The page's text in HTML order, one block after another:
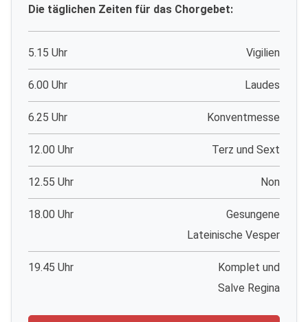
Die täglichen Zeiten für das Chorgebet:
5.15 Uhr Vigilien
6.00 Uhr Laudes
6.25 Uhr Konventmesse
12.00 Uhr Terz und Sext
12.55 Uhr Non
18.00 Uhr
Gesungene
Lateinische Vesper
19.45 Uhr
Komplet und
Salve Regina